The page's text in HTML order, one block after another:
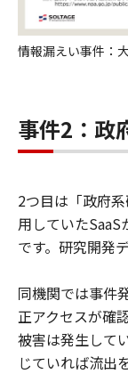
情報漏えい事件：
事件2：政
2つ目は「政府
用していた
です。研究開発
同機関では事件
正アクセスが確
被害は発生して
じていれば流出